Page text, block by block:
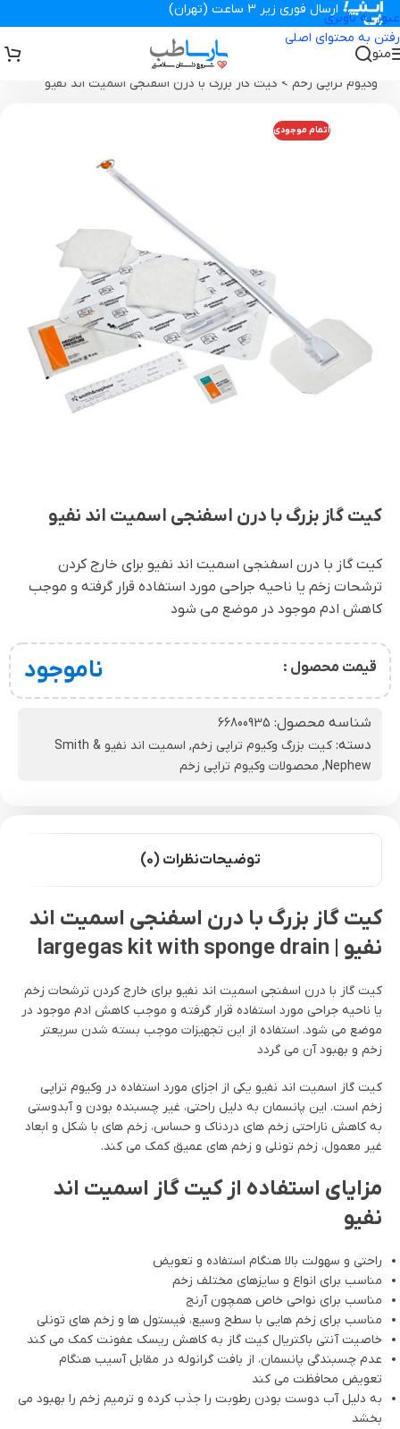
عبور به ناوبری
رفتن به محتوای اصلی
ارسال فوری زیر 3 ساعت (تهران)
منو
تجهیزات پزشکی پارساطب محصولات وکیوم تراپی زخم
وکیوم تراپی زخم > کیت گاز بزرگ با درن اسفنجی اسمیت اند نفیو
اتمام موجودی
کیت گاز بزرگ با درن اسفنجی اسمیت اند نفیو
کیت گاز با درن اسفنجی اسمیت اند نفیو برای خارج کردن
ترشحات زخم یا ناحیه جراحی مورد استفاده قرار گرفته و موجب
کاهش ادم موجود در موضع می شود
قیمت محصول : ناموجود
شناسه محصول: 66800935
دسته: کیت بزرگ وکیوم تراپی زخم,
اسمیت اند نفیو Smith &
Nephew
, محصولات وکیوم تراپی زخم
توضیحاتنظرات (0)
کیت گاز بزرگ با درن اسفنجی اسمیت اند
نفیو | large gas kit with sponge drain
کیت گاز با درن اسفنجی اسمیت اند نفیو برای خارج کردن ترشحات زخم
یا ناحیه جراحی مورد استفاده قرار گرفته و موجب کاهش ادم موجود در
موضع می شود. استفاده از این تجهیزات موجب بسته شدن سریعتر
زخم و بهبود آن می گردد
کیت گاز اسمیت اند نفیو یکی از اجزای مورد استفاده در وکیوم تراپی
زخم است. این پانسمان به دلیل راحتی، غیر چسبنده بودن و آبدوستی
به کاهش ناراحتی زخم های دردناک و حساس، زخم های با شکل و ابعاد
غیر معمول، زخم تونلی و زخم های عمیق کمک می کند.
مزایای استفاده از کیت گاز اسمیت اند
نفیو
راحتی و سهولت بالا هنگام استفاده و تعویض
مناسب برای انواع و سایزهای مختلف زخم
مناسب برای نواحی خاص همچون آرنج
مناسب برای زخم هایی با سطح وسیع، فیستول ها و زخم های تونلی
خاصیت آنتی باکتریال کیت گاز به کاهش ریسک عفونت کمک می کند
عدم چسبندگی پانسمان، از بافت گرانوله در مقابل آسیب هنگام
تعویض محافظت می کند
به دلیل آب دوست بودن رطوبت را جذب کرده و ترمیم زخم را بهبود می
بخشد